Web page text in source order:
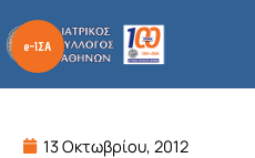
στο
περιεχόμενο
13 Οκτωβρίου, 2012